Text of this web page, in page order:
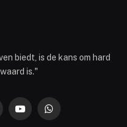
biedt, is de kans om hard
is."
YouTubeWhatsApp